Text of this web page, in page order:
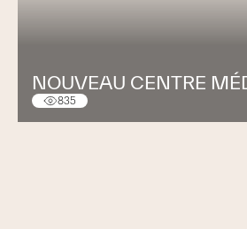
NOUVEAU CENTRE
835